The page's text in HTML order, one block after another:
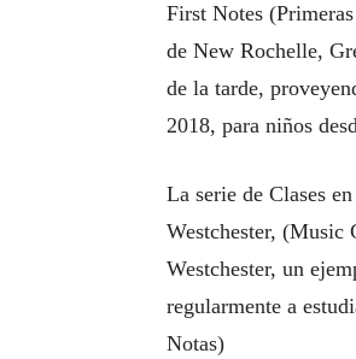
First Notes
de New Rochelle,
de la tarde,
2018, para niños
La serie de Clases
Westchester, (Music
Westchester, un
regularmente a
Notas)